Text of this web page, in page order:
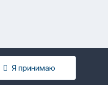
Я принимаю